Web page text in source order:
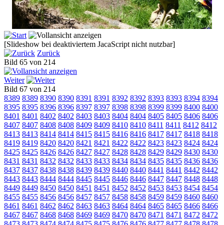
[Slideshow bei deaktiviertem JacaScript nicht nutzbar]
Zurück
Bild 65 von 214
Weiter
Bild 67 von 214
8389 8389 8390 8390 8391 8391 8392 8392 8393 8393 8394 8394
8395 8395 8396 8396 8397 8397 8398 8398 8399 8399 8400 8400
8401 8401 8402 8402 8403 8403 8404 8404 8405 8405 8406 8406
8407 8407 8408 8408 8409 8409 8410 8410 8411 8411 8412 8412
8413 8413 8414 8414 8415 8415 8416 8416 8417 8417 8418 8418
8419 8419 8420 8420 8421 8421 8422 8422 8423 8423 8424 8424
8425 8425 8426 8426 8427 8427 8428 8428 8429 8429 8430 8430
8431 8431 8432 8432 8433 8433 8434 8434 8435 8435 8436 8436
8437 8437 8438 8438 8439 8439 8440 8440 8441 8441 8442 8442
8443 8443 8444 8444 8445 8445 8446 8446 8447 8447 8448 8448
8449 8449 8450 8450 8451 8451 8452 8452 8453 8453 8454 8454
8455 8455 8456 8456 8457 8457 8458 8458 8459 8459 8460 8460
8461 8461 8462 8462 8463 8463 8464 8464 8465 8465 8466 8466
8467 8467 8468 8468 8469 8469 8470 8470 8471 8471 8472 8472